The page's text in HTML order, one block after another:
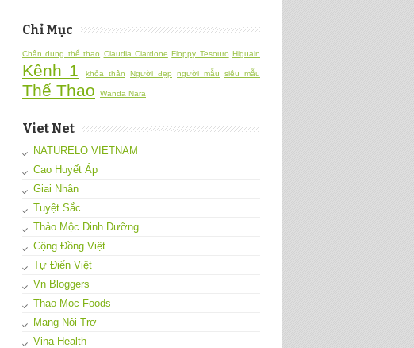
Chỉ Mục
Chân dung thể thao Claudia Ciardone Floppy Tesouro Higuain
Kênh 1 khỏa thân Người đẹp người mẫu siêu mẫu
Thể Thao Wanda Nara
Viet Net
NATURELO VIETNAM
Cao Huyết Áp
Giai Nhân
Tuyệt Sắc
Thảo Mộc Dinh Dưỡng
Cộng Đồng Việt
Tự Điển Việt
Vn Bloggers
Thao Moc Foods
Mạng Nội Trợ
Vina Health